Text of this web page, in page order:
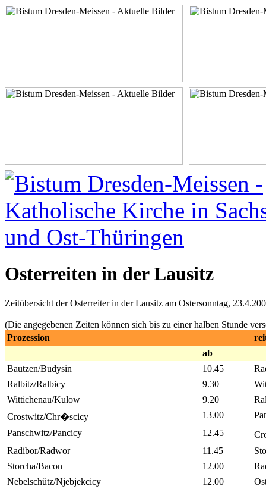
Osterreiten in der Lausitz
Zeitübersicht der Osterreiter in der Lausitz am Ostersonntag,
(Die angegebenen Zeiten können sich bis zu einer halben Stunde
Prozession
ab
Bautzen/Budysin
10.45
Ralbitz/Ralbicy
9.30
Wittichenau/Kulow
9.20
Crostwitz/Chr�scicy
13.00
Panschwitz/Pancicy
12.45
Radibor/Radwor
11.45
Storcha/Bacon
12.00
Nebelschütz/Njebjekcicy
12.00